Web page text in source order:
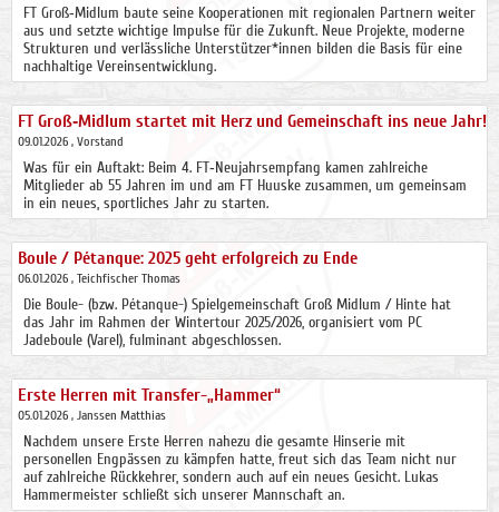
FT Groß‑Midlum baute seine Kooperationen mit regionalen Partnern weiter
aus und setzte wichtige Impulse für die Zukunft. Neue Projekte, moderne
Strukturen und verlässliche Unterstützer*innen bilden die Basis für eine
nachhaltige Vereinsentwicklung.
FT Groß‑Midlum startet mit Herz und Gemeinschaft ins neue Jahr!
09.01.2026 , Vorstand
Was für ein Auftakt: Beim 4. FT‑Neujahrsempfang kamen zahlreiche
Mitglieder ab 55 Jahren im und am FT Huuske zusammen, um gemeinsam
in ein neues, sportliches Jahr zu starten.
Boule / Pétanque: 2025 geht erfolgreich zu Ende
06.01.2026 , Teichfischer Thomas
Die Boule- (bzw. Pétanque-) Spielgemeinschaft Groß Midlum / Hinte hat
das Jahr im Rahmen der Wintertour 2025/2026, organisiert vom PC
Jadeboule (Varel), fulminant abgeschlossen.
Erste Herren mit Transfer-„Hammer“
05.01.2026 , Janssen Matthias
Nachdem unsere Erste Herren nahezu die gesamte Hinserie mit
personellen Engpässen zu kämpfen hatte, freut sich das Team nicht nur
auf zahlreiche Rückkehrer, sondern auch auf ein neues Gesicht. Lukas
Hammermeister schließt sich unserer Mannschaft an.